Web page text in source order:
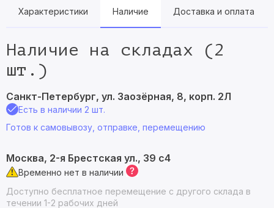
Характеристики Наличие Доставка и оплата
Наличие на складах (2
шт.)
Санкт-Петербург, ул. Заозёрная, 8, корп. 2Л
Есть в наличии 2 шт.
Готов к самовывозу, отправке, перемещению
Москва, 2-я Брестская ул., 39 с4
Временно нет в наличии
Доступно бесплатное перемещение с другого склада в
течении 1-2 рабочих дней